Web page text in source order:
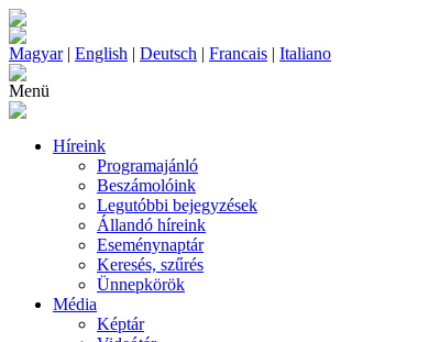
Magyar| English | Deutsch | Francais | Italiano
Menü
Híreink
Programajánló
Beszámolóink
Legutóbbi bejegyzések
Állandó híreink
Eseménynaptár
Keresés, szűrés
Ünnepkörök
Média
Képtár